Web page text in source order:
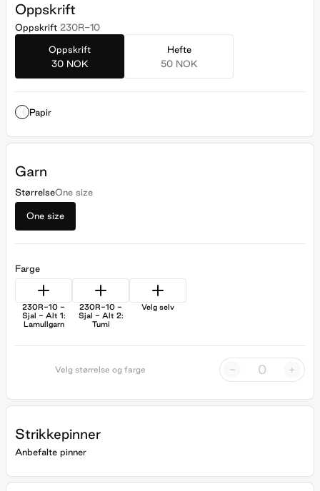
Oppskrift
Oppskrift 230R-10
Oppskrift
30 NOK
Hefte
50 NOK
Papir
Garn
StørrelseOne size
One size
Farge
230R-10 -
Sjal - Alt 1:
Lamullgarn
230R-10 -
Sjal - Alt 2:
Tumi
Velg selv
Velg størrelse og farge - +
Strikkepinner
Anbefalte pinner